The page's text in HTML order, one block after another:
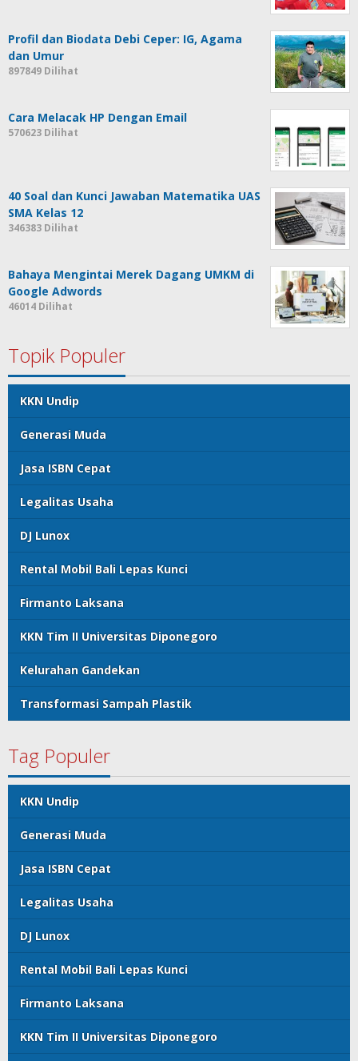
Profil dan Biodata Debi Ceper: IG, Agama
dan Umur
897849 Dilihat
Cara Melacak HP Dengan Email
570623 Dilihat
40 Soal dan Kunci Jawaban Matematika UAS
SMA Kelas 12
346383 Dilihat
Bahaya Mengintai Merek Dagang UMKM di
Google Adwords
46014 Dilihat
Topik Populer
KKN Undip
Generasi Muda
Jasa ISBN Cepat
Legalitas Usaha
DJ Lunox
Rental Mobil Bali Lepas Kunci
Firmanto Laksana
KKN Tim II Universitas Diponegoro
Kelurahan Gandekan
Transformasi Sampah Plastik
Tag Populer
KKN Undip
Generasi Muda
Jasa ISBN Cepat
Legalitas Usaha
DJ Lunox
Rental Mobil Bali Lepas Kunci
Firmanto Laksana
KKN Tim II Universitas Diponegoro